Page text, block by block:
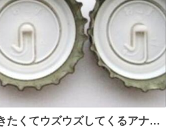
たくてウズウズしてくるアナ